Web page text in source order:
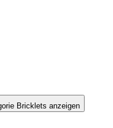
Bricklets anzeigen